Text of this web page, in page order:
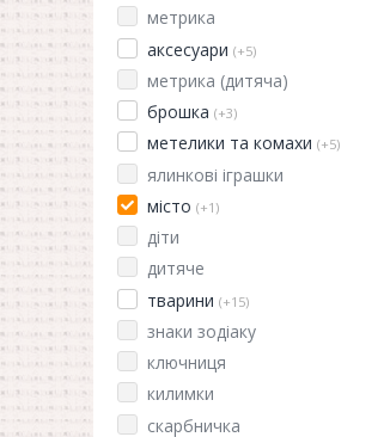
метрика
аксесуари (+5)
метрика (дитяча)
брошка (+3)
метелики та комахи (+5)
ялинкові іграшки
місто (+1)
діти
дитяче
тварини (+15)
знаки зодіаку
ключниця
килимки
скарбничка